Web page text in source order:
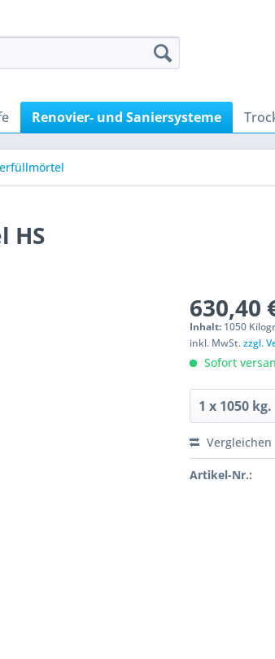
Renovier- und Saniersysteme
HS
630,40
Inhalt: 1050
inkl. MwSt.zzgl.
Sofort
Vergleichen
Artikel-Nr.: